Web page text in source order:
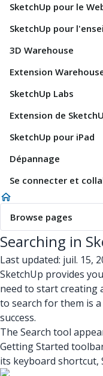
SketchUp pour le
SketchUp pour
3D Warehouse
Extension
SketchUp Labs
Extension de
SketchUp pour iPad
Dépannage
Se connecter et
Browse pages
Searching in
Last updated: juil. 15,
SketchUp provides
need to start creating
to search for them is
success.
The Search tool
Getting Started
its keyboard shortcut,